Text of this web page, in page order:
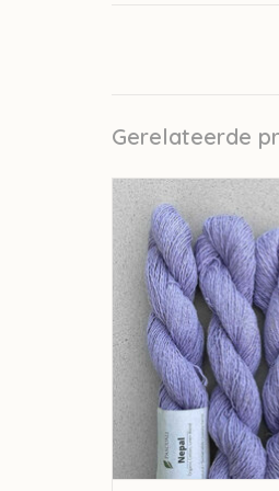
Gerelateerde
pascuali Pascuali
TOEVOEGEN AAN